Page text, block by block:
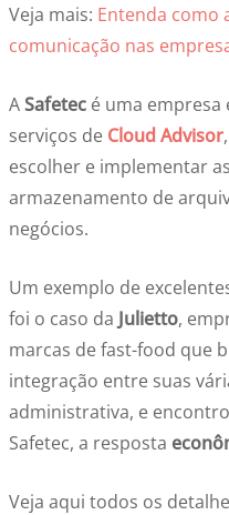
Veja mais: Entenda como
comunicação nas
ASafetec é uma empresa
serviços de Cloud Advisor
escolher e implementar
armazenamento de
negócios.
Um exemplo de
foi o caso da Julietto,
marcas de fast-food que
integração entre suas
administrativa, e
Safetec, a resposta
Veja aqui todos os